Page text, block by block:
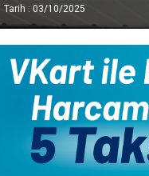
Tarih : 03/10/2025